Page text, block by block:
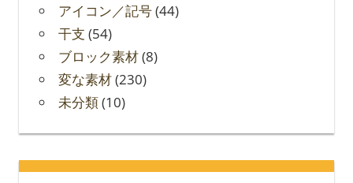
アイコン／記号(44)
干支 (54)
ブロック素材(8)
変な素材(230)
未分類(10)